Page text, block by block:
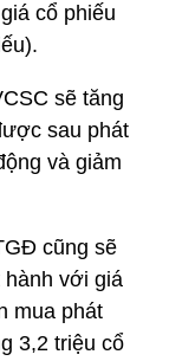
cổ phiếu
sẽ tăng
sau phát
và giảm
cũng sẽ
hành với giá
mua phát
3,2 triệu cổ